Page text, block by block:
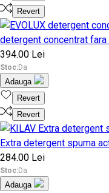
Revert
detergent concentrat
394.00 Lei
Stoc:Da
Adauga
Revert
Revert
Extra detergent spuma
284.00 Lei
Stoc:Da
Adauga